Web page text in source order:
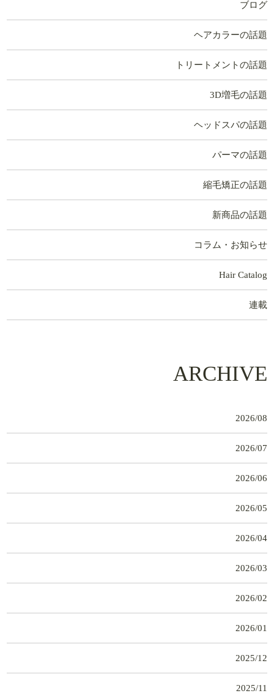
ブログ
ヘアカラーの話題
トリートメントの話題
3D増毛の話題
ヘッドスパの話題
パーマの話題
縮毛矯正の話題
新商品の話題
コラム・お知らせ
Hair Catalog
連載
ARCHIVE
2026/08
2026/07
2026/06
2026/05
2026/04
2026/03
2026/02
2026/01
2025/12
2025/11